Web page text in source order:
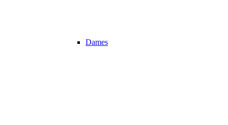
Dames